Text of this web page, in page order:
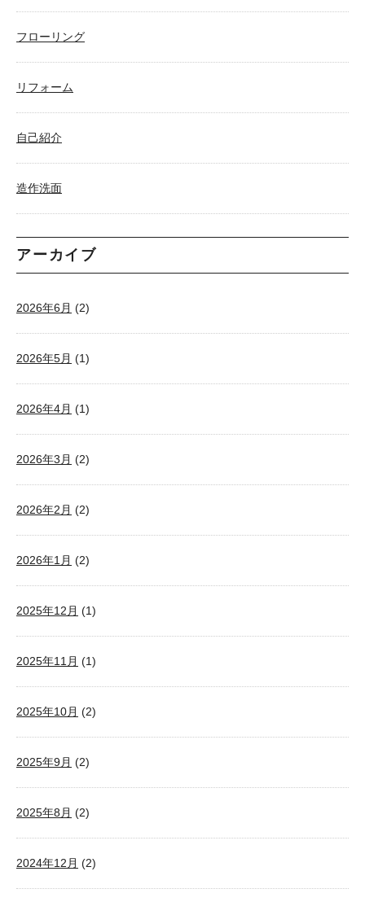
フローリング
リフォーム
自己紹介
造作洗面
アーカイブ
2026年6月 (2)
2026年5月 (1)
2026年4月 (1)
2026年3月 (2)
2026年2月 (2)
2026年1月 (2)
2025年12月 (1)
2025年11月 (1)
2025年10月 (2)
2025年9月 (2)
2025年8月 (2)
2024年12月 (2)